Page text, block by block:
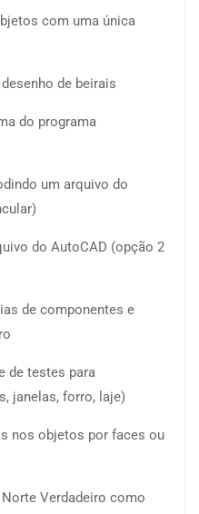
com uma única
de beirais
do programa
um arquivo do
do AutoCAD (opção 2
de componentes e
de testes para
janelas, forro, laje)
nos objetos por faces ou
Verdadeiro como